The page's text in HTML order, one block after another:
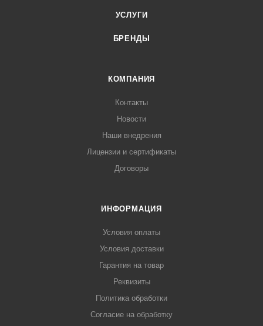
УСЛУГИ
БРЕНДЫ
КОМПАНИЯ
Контакты
Новости
Наши внедрения
Лицензии и сертификаты
Договоры
ИНФОРМАЦИЯ
Условия оплаты
Условия доставки
Гарантия на товар
Реквизиты
Политика обработки
Согласие на обработку